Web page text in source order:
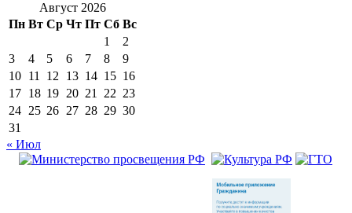
Август 2026
Пн Вт Ср Чт Пт Сб Вс
1
2
3
4 5 6 7 8
9
10 11 12 13 14 15 16
17 18 19 20 21 22 23
24 25 26 27 28 29 30
31
« Июл